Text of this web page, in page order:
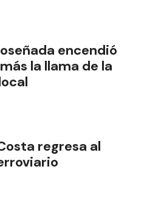
encendió
la llama de la
regresa al